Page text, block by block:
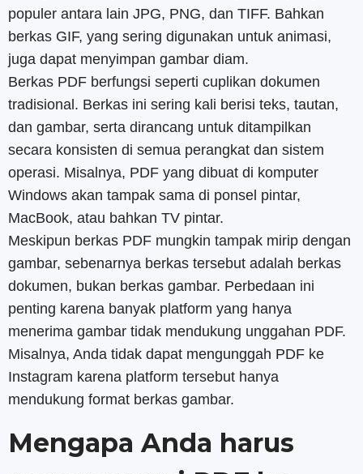
populer antara lain JPG, PNG, dan TIFF. Bahkan
berkas GIF, yang sering digunakan untuk animasi,
juga dapat menyimpan gambar diam.
Berkas PDF berfungsi seperti cuplikan dokumen
tradisional. Berkas ini sering kali berisi teks, tautan,
dan gambar, serta dirancang untuk ditampilkan
secara konsisten di semua perangkat dan sistem
operasi. Misalnya, PDF yang dibuat di komputer
Windows akan tampak sama di ponsel pintar,
MacBook, atau bahkan TV pintar.
Meskipun berkas PDF mungkin tampak mirip dengan
gambar, sebenarnya berkas tersebut adalah berkas
dokumen, bukan berkas gambar. Perbedaan ini
penting karena banyak platform yang hanya
menerima gambar tidak mendukung unggahan PDF.
Misalnya, Anda tidak dapat mengunggah PDF ke
Instagram karena platform tersebut hanya
mendukung format berkas gambar.
Mengapa Anda harus